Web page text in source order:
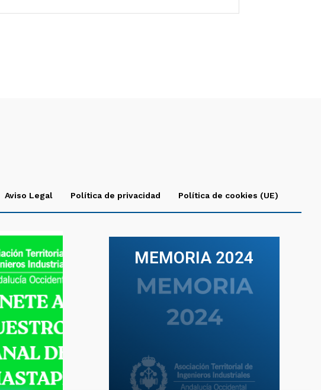
Aviso Legal Política de privacidad Política de cookies (UE)
MEMORIA 2024